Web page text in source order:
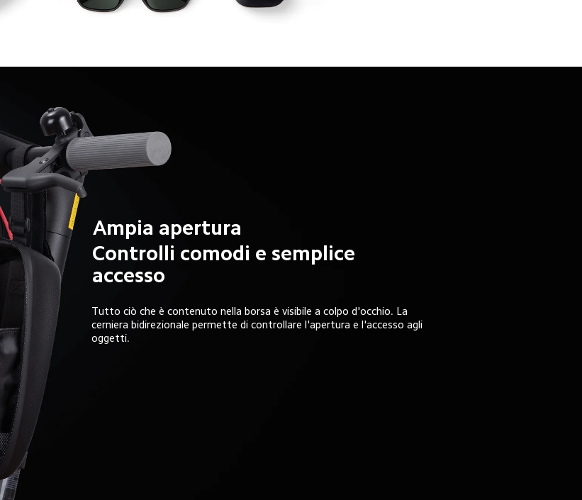
Ampia apertura
Controlli comodi e semplice
accesso
Tutto ciò che è contenuto nella borsa è visibile a colpo d'occhio. La
cerniera bidirezionale permette di controllare l'apertura e l'accesso agli
oggetti.